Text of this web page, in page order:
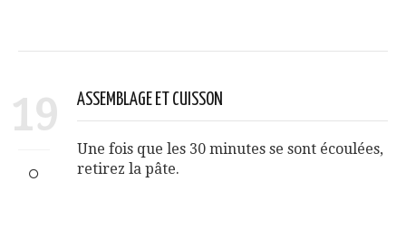
19 ASSEMBLAGE ET CUISSON
Une fois que les 30 minutes se sont écoulées,
retirez la pâte.